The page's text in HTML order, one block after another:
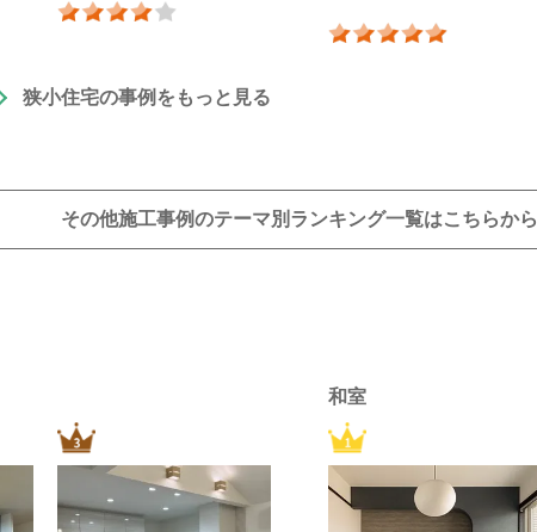
狭小住宅の事例をもっと見る
その他施工事例のテーマ別ランキング一覧はこちらから
和室